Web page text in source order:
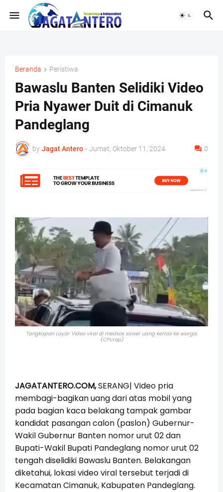
Beranda Peristiwa
Bawaslu Banten Selidiki Video
Pria Nyawer Duit di Cimanuk
Pandeglang
by Jagat Antero - Jumat, Oktober 11, 2024 0
Tangkapan Layar Video viral di medsos sawer uang kertas ke warga.
(CPcrop)
JAGATANTERO.COM,SERANG| Video pria
membagi-bagikan uang dari atas mobil yang
pada bagian kaca belakang tampak gambar
kandidat pasangan calon (paslon) Gubernur-
Wakil Gubernur Banten nomor urut 02 dan
Bupati-Wakil Bupati Pandeglang nomor urut 02
tengah diselidiki Bawaslu Banten. Belakangan
diketahui, lokasi video viral tersebut terjadi di
Kecamatan Cimanuk, Kabupaten Pandeglang.